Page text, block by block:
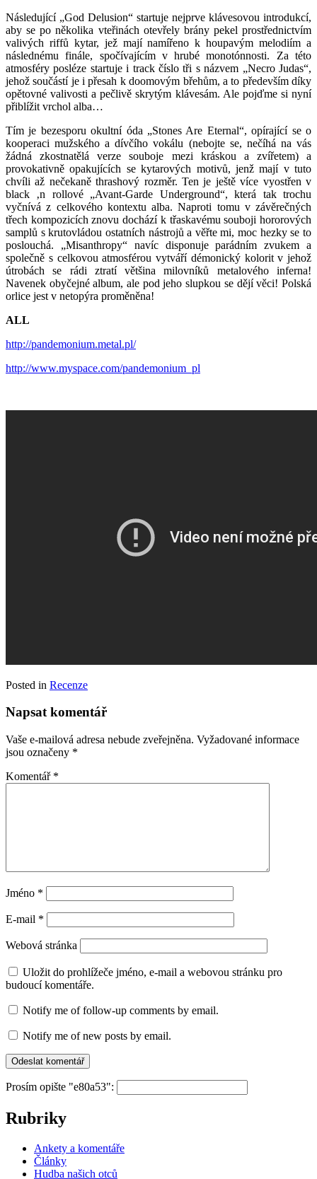
Následující „God Delusion“ startuje nejprve klávesovou introdukcí,
aby se po několika vteřinách otevřely brány pekel prostřednictvím
valivých riffů kytar, jež mají namířeno k houpavým melodiím a
následnému finále, spočívajícím v hrubé monotónnosti. Za této
atmosféry posléze startuje i track číslo tři s názvem „Necro Judas“,
jehož součástí je i přesah k doomovým břehům, a to především díky
opětovné valivosti a pečlivě skrytým klávesám. Ale pojďme si nyní
přiblížit vrchol alba…
Tím je bezesporu okultní óda „Stones Are Eternal“, opírající se o
kooperaci mužského a dívčího vokálu (nebojte se, nečíhá na vás
žádná zkostnatělá verze souboje mezi kráskou a zvířetem) a
provokativně opakujících se kytarových motivů, jenž mají v tuto
chvíli až nečekaně thrashový rozměr. Ten je ještě více vyostřen v
black ‚n rollové „Avant-Garde Underground“, která tak trochu
vyčnívá z celkového kontextu alba. Naproti tomu v závěrečných
třech kompozicích znovu dochází k třaskavému souboji hororových
samplů s krutovládou ostatních nástrojů a věřte mi, moc hezky se to
poslouchá. „Misanthropy“ navíc disponuje parádním zvukem a
společně s celkovou atmosférou vytváří démonický kolorit v jehož
útrobách se rádi ztratí většina milovníků metalového inferna!
Navenek obyčejné album, ale pod jeho slupkou se dějí věci! Polská
orlice jest v netopýra proměněna!
ALL
http://pandemonium.metal.pl/
http://www.myspace.com/pandemonium_pl
Posted in Recenze
Napsat komentář
Vaše e-mailová adresa nebude zveřejněna. Vyžadované informace
jsou označeny *
Komentář *
Jméno *
E-mail *
Webová stránka
Uložit do prohlížeče jméno, e-mail a webovou stránku pro
budoucí komentáře.
Notify me of follow-up comments by email.
Notify me of new posts by email.
Prosím opište "e80a53":
Rubriky
Ankety a komentáře
Články
Hudba našich otců